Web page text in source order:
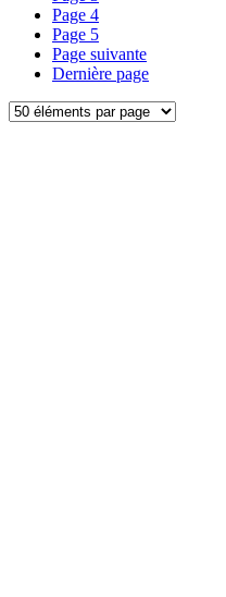
Page 4
Page 5
Page suivante
Dernière page